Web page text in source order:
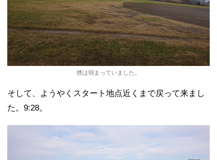
煙は弱まっていました。
そして、ようやくスタート地点近くまで戻って来まし
た。9:28。